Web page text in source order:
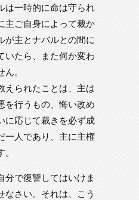
は一時的に命は守られ
主ご自身によって裁か
が主とナバルとの間に
いたら、また何か変わ
。
えられたことは、主は
を行うもの、悔い改め
に応じて裁きを必ず成
一人であり、主に主権
で復讐してはいけま
なさい。それは、こう